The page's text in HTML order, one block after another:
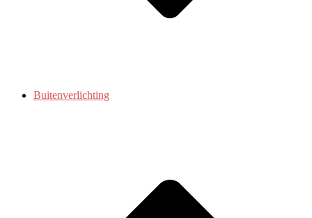
Buitenverlichting